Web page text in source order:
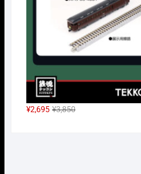
し
た。
で
す。
¥3,850元
¥2,695
現